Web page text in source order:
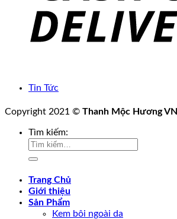
Tin Tức
Copyright 2021 © Thanh Mộc Hương VN
Tìm kiếm:
Trang Chủ
Giới thiệu
Sản Phẩm
Kem bôi ngoài da